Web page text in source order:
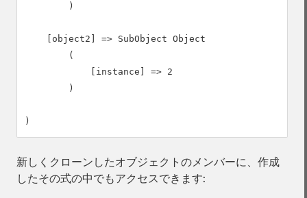
        )
    [object2] => SubObject Object
        (
            [instance] => 2
        )
新しくクローンしたオブジェクトのメンバーに、作成
したその式の中でもアクセスできます: